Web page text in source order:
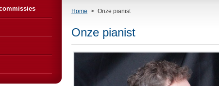
Home > Onze pianist
Onze pianist